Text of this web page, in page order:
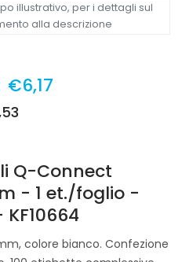
illustrativo, per i dettagli sul
alla descrizione
€6,17
Q-Connect
- 1 et./foglio -
colore bianco. Confezione